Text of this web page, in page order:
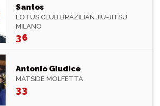
Santos
LOTUS CLUB BRAZILIAN JIU-JITSU
MILANO
36
Antonio Giudice
MATSIDE MOLFETTA
33